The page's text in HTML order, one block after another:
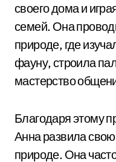
своего дома и
семей. Она
природе, где
фауну, строила
мастерство
Благодаря этому
Анна развила свою
природе. Она